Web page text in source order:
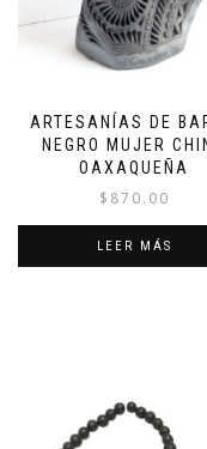
ARTESANÍAS DE
NEGRO MUJER
OAXAQUEÑA
$ 870.00
LEER MÁS